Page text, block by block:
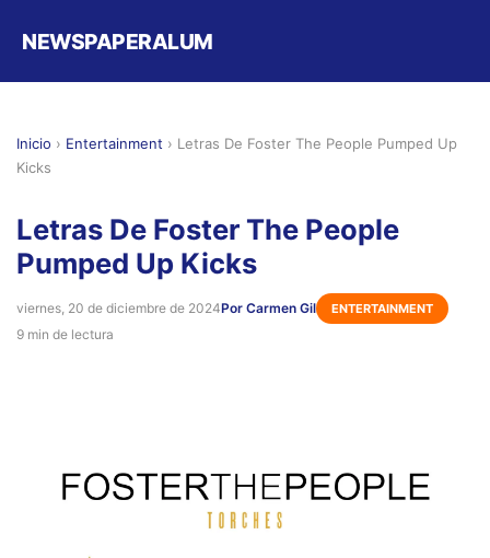
NEWSPAPERALUM
Inicio › Entertainment › Letras De Foster The People Pumped Up
Kicks
Letras De Foster The People
Pumped Up Kicks
viernes, 20 de diciembre de 2024Por Carmen Gil ENTERTAINMENT
9 min de lectura